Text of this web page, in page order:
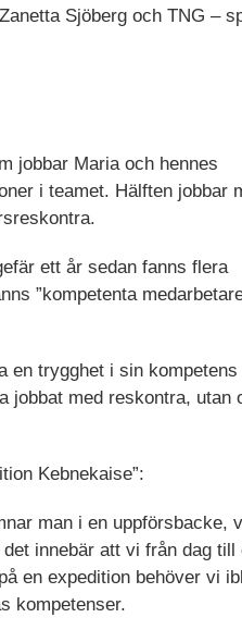
Sjöberg och TNG –
jobbar Maria och hennes
i teamet. Hälften jobbar
ett år sedan fanns flera
”kompetenta
en trygghet i sin kompetens
jobbat med reskontra, utan
Kebnekaise”:
man i en uppförsbacke,
innebär att vi från dag
en expedition behöver vi
kompetenser.